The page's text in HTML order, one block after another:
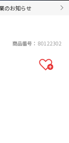
のお知らせ
商品番号： 80122302